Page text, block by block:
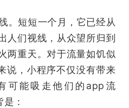
。短短一个月，它已经从
人们视线，从众望所归到
两重天。对于流量如饥似
说，小程序不仅没有带来
可能吸走他们的app流
：